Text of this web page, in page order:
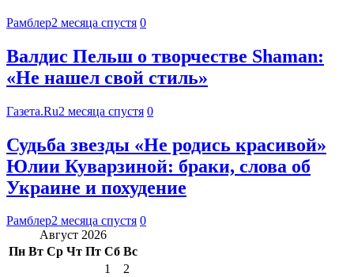
Рамблер2 месяца спустя 0
Валдис Пельш о творчестве Shaman:
«Не нашел свой стиль»
Газета.Ru2 месяца спустя 0
Судьба звезды «Не родись красивой»
Юлии Куварзиной: браки, слова об
Украине и похудение
Рамблер2 месяца спустя 0
Август 2026
Пн Вт Ср Чт Пт Сб Вс
1
2